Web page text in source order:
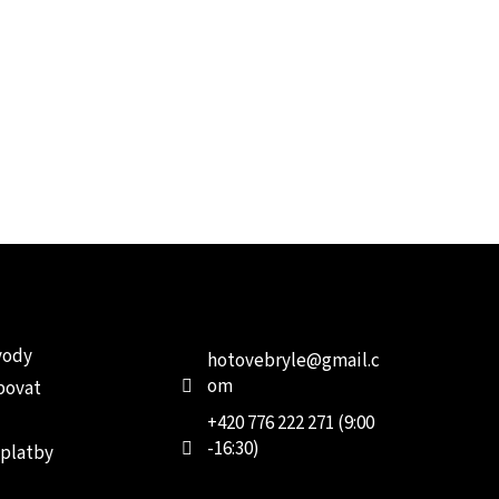
hotovebryle@gmail.c
om
+420 776 222 271 (9:00
-16:30)